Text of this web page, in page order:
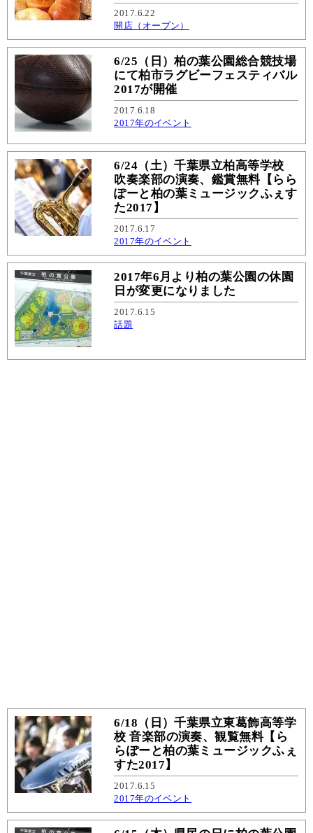
2017.6.22
開店（オープン）
6/25（日）柏の葉公園総合競技場
にて柏市ラグビーフェスティバル
2017が開催
2017.6.18
2017年のイベント
6/24（土）千葉県立柏高等学校
吹奏楽部の演奏、鑑賞無料【らら
ぽーと柏の葉ミュージックふぇす
た2017】
2017.6.17
2017年のイベント
2017年6月より柏の葉公園の休園
日が変更になりました
2017.6.15
話題
6/18（日）千葉県立東葛飾高等学
校 音楽部の演奏、観覧無料【ら
らぽーと柏の葉ミュージックふぇ
すた2017】
2017.6.15
2017年のイベント